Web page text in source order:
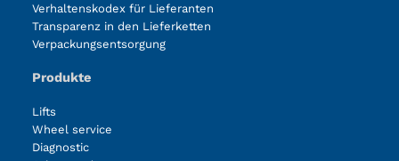
Verhaltenskodex für Lieferanten
Transparenz in den Lieferketten
Verpackungsentsorgung
Produkte
Lifts
Wheel service
Diagnostic